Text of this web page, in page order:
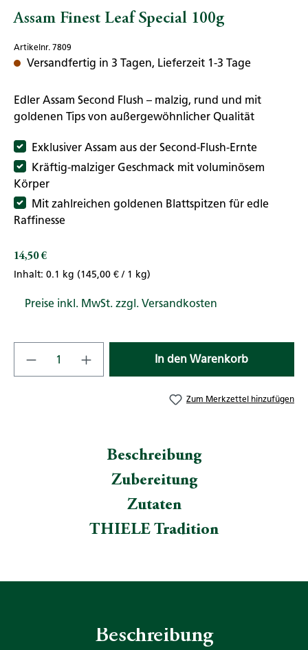
Assam Finest Leaf Special 100g
Artikelnr. 7809
Versandfertig in 3 Tagen, Lieferzeit 1-3 Tage
Edler Assam Second Flush – malzig, rund und mit
goldenen Tips von außergewöhnlicher Qualität
Exklusiver Assam aus der Second-Flush-Ernte
Kräftig-malziger Geschmack mit voluminösem
Körper
Mit zahlreichen goldenen Blattspitzen für edle
Raffinesse
Regulärer Preis:
14,50 €
Inhalt: 0.1 kg (145,00 € / 1 kg)
Preise inkl. MwSt. zzgl. Versandkosten
Produkt Anzahl: Gib den gewünschten
In den Warenkorb
Zum Merkzettel hinzufügen
Beschreibung
Zubereitung
Zutaten
THIELE Tradition
Beschreibung